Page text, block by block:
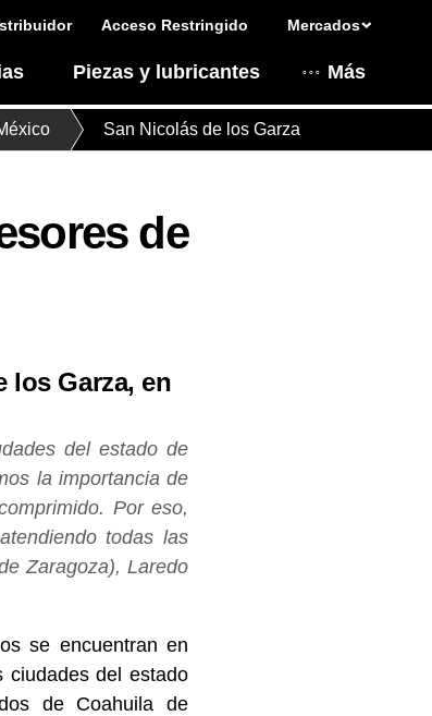
Mercados
Acceso Restringido
Más
Piezas y lubricantes
San Nicolás de los Garza
de
los Garza, en
del estado de
la importancia de
Por eso,
todas las
Zaragoza), Laredo
se encuentran en
ciudades del estado
de Coahuila de